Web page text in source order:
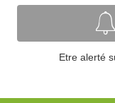
Etre alerté